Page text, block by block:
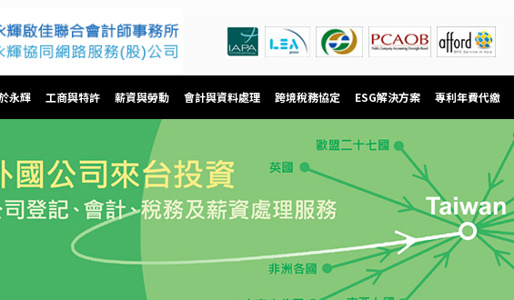
永輝 工商與特許 薪資與勞動 會計與資料處理 跨境稅務協定 ESG解決方案 專利年費代繳